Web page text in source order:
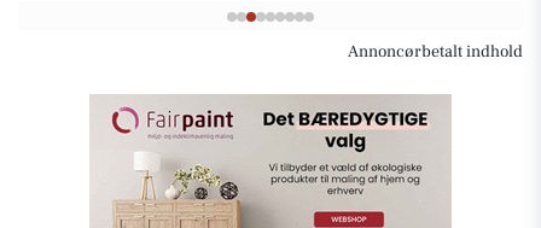
Annoncørbetalt indhold